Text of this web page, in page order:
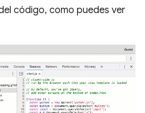
código, como puedes ver